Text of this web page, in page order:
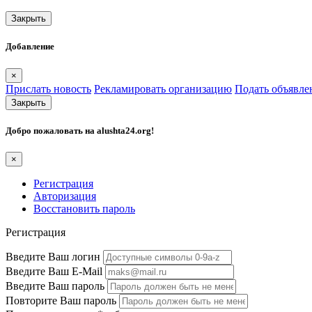
Закрыть
Добавление
×
Прислать новость Рекламировать организацию Подать
Закрыть
Добро пожаловать на alushta24.org!
×
Регистрация
Авторизация
Восстановить пароль
Регистрация
Введите Ваш логин
Введите Ваш E-Mail
Введите Ваш пароль
Повторите Ваш пароль